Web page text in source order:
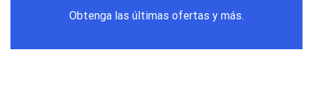
Obtenga las últimas ofertas y más.